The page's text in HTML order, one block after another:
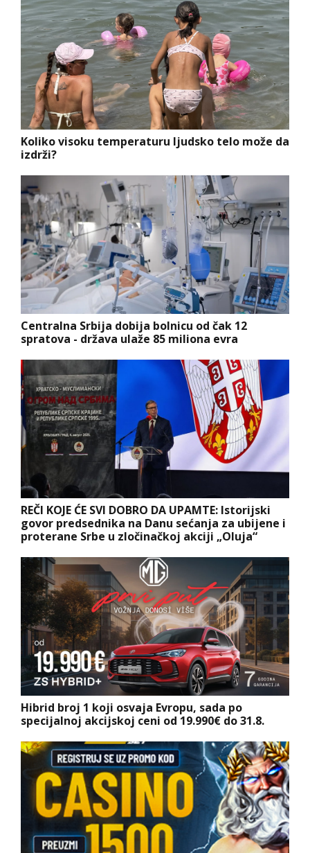
Koliko visoku temperaturu ljudsko telo može da
izdrži?
Centralna Srbija dobija bolnicu od čak 12
spratova - država ulaže 85 miliona evra
REČI KOJE ĆE SVI DOBRO DA UPAMTE: Istorijski
govor predsednika na Danu sećanja za ubijene i
proterane Srbe u zločinačkoj akciji „Oluja“
Hibrid broj 1 koji osvaja Evropu, sada po
specijalnoj akcijskoj ceni od 19.990€ do 31.8.